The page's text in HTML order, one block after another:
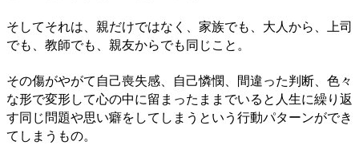
そしてそれは、親だけではなく、家族でも、大人から、上司
でも、教師でも、親友からでも同じこと。
その傷がやがて自己喪失感、自己憐憫、間違った判断、色々
な形で変形して心の中に留まったままでいると人生に繰り返
す同じ問題や思い癖をしてしまうという行動パターンができ
てしまうもの。